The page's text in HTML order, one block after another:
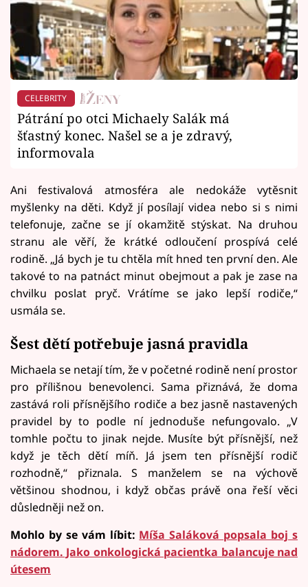
CELEBRITY
Pátrání po otci Michaely Salák má
šťastný konec. Našel se a je zdravý,
informovala
Ani festivalová atmosféra ale nedokáže vytěsnit
myšlenky na děti. Když jí posílají videa nebo si s nimi
telefonuje, začne se jí okamžitě stýskat. Na druhou
stranu ale věří, že krátké odloučení prospívá celé
rodině. „Já bych je tu chtěla mít hned ten první den. Ale
takové to na patnáct minut obejmout a pak je zase na
chvilku poslat pryč. Vrátíme se jako lepší rodiče,“
usmála se.
Šest dětí potřebuje jasná pravidla
Michaela se netají tím, že v početné rodině není prostor
pro přílišnou benevolenci. Sama přiznává, že doma
zastává roli přísnějšího rodiče a bez jasně nastavených
pravidel by to podle ní jednoduše nefungovalo. „V
tomhle počtu to jinak nejde. Musíte být přísnější, než
když je těch dětí míň. Já jsem ten přísnější rodič
rozhodně,“ přiznala. S manželem se na výchově
většinou shodnou, i když občas právě ona řeší věci
důsledněji než on.
Mohlo by se vám líbit: Míša Saláková popsala boj s
nádorem. Jako onkologická pacientka balancuje nad
útesem